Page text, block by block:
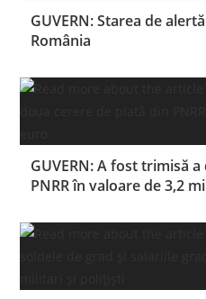
GUVERN: Starea de
România
GUVERN: A fost trimisă
PNRR în valoare de 3,2